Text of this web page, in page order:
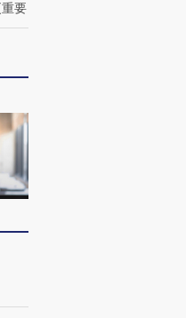
秘鲁纳斯卡观光飞机坠毁
13人遇难
住三大增长引擎是什么？
要